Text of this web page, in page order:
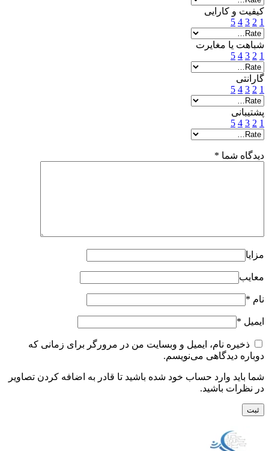
کیفیت و کارایی
1
2
3
4
5
شباهت یا مغایرت
1
2
3
4
5
گارانتی
1
2
3
4
5
پشتیبانی
1
2
3
4
5
دیدگاه شما *
مزایا
معایب
نام *
ایمیل *
ذخیره نام، ایمیل و وبسایت من در مرورگر برای زمانی که
دوباره دیدگاهی می‌نویسم.
شما باید وارد حساب خود شده باشید تا قادر به اضافه کردن تصاویر
در نظرات باشید.